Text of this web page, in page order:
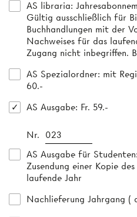
AS libraria: Jahresabonnement zum Preis von Fr. 165.- .
Gültig ausschließlich für
Buchhandlungen mit der
Nachweises für das
Zugang nicht inbegriffen.
AS Spezialordner: mit
60.-
AS Ausgabe: Fr. 59.-
Nr.
AS Ausgabe für Studenten
Zusendung einer Kopie
laufende Jahr
Nachlieferung Jahrgang (